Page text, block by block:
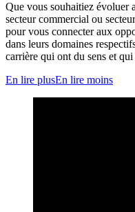
Que vous souhaitiez évoluer
secteur commercial ou
pour vous connecter aux
dans leurs domaines
carrière qui ont du sens et
En lire plusEn lire moins